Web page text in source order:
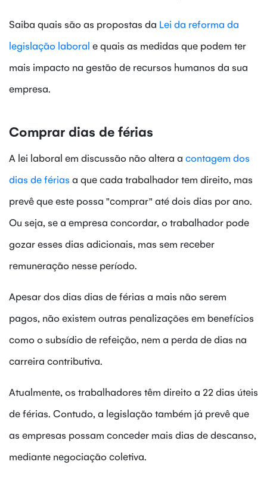
Saiba quais são as propostas da Lei da reforma da
legislação laboral e quais as medidas que podem ter
mais impacto na gestão de recursos humanos da sua
empresa.
Comprar dias de férias
A lei laboral em discussão não altera a contagem dos
dias de férias a que cada trabalhador tem direito, mas
prevê que este possa "comprar" até dois dias por ano.
Ou seja, se a empresa concordar, o trabalhador pode
gozar esses dias adicionais, mas sem receber
remuneração nesse período.
Apesar dos dias dias de férias a mais não serem
pagos, não existem outras penalizações em benefícios
como o subsídio de refeição, nem a perda de dias na
carreira contributiva.
Atualmente, os trabalhadores têm direito a 22 dias úteis
de férias. Contudo, a legislação também já prevê que
as empresas possam conceder mais dias de descanso,
mediante negociação coletiva.